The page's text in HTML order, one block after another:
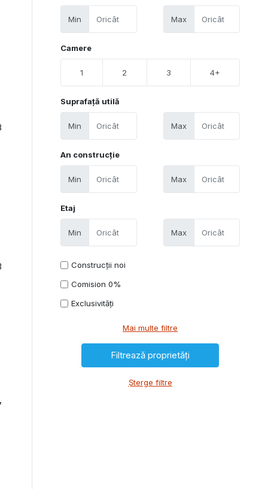
Min Max
Camere
1 2 3 4+
Suprafață utilă
Min Max
An construcție
Min Max
Etaj
Min Max
Construcții noi
Comision 0%
Exclusivități
Mai multe filtre
Șterge filtre